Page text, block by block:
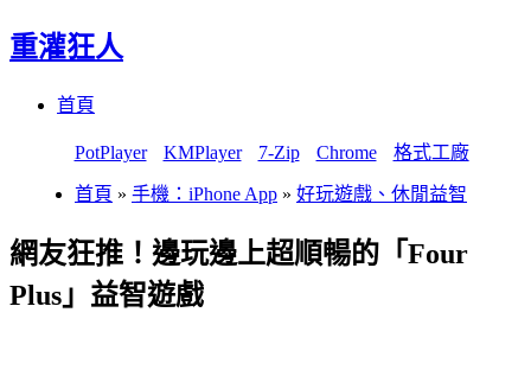
重灌狂人
首頁
PotPlayer KMPlayer 7-Zip Chrome 格式工廠
首頁 » 手機：iPhone App » 好玩遊戲、休閒益智
網友狂推！邊玩邊上超順暢的「Four
Plus」益智遊戲